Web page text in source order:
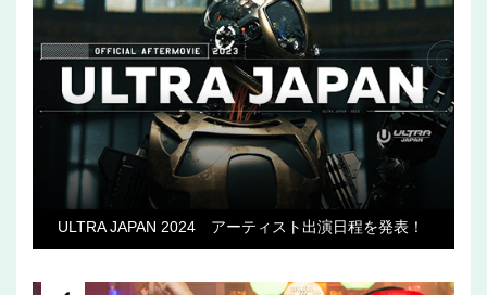
ULTRA JAPAN 2024 アーティスト出演日程を発表！